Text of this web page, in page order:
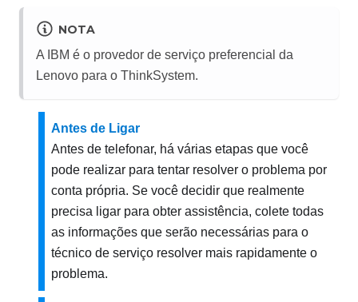
NOTA
A IBM é o provedor de serviço preferencial da
Lenovo para o ThinkSystem.
Antes de Ligar
Antes de telefonar, há várias etapas que você
pode realizar para tentar resolver o problema por
conta própria. Se você decidir que realmente
precisa ligar para obter assistência, colete todas
as informações que serão necessárias para o
técnico de serviço resolver mais rapidamente o
problema.